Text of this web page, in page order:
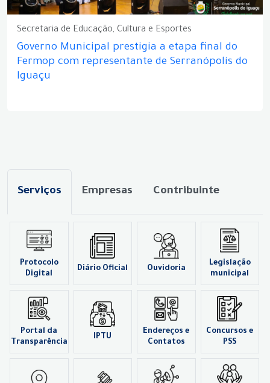
Secretaria de Educação, Cultura e Esportes
Governo Municipal prestigia a etapa final do
Fermop com representante de Serranópolis do
Iguaçu
Serviços Empresas Contribuinte
Protocolo
Digital
Diário Oficial Ouvidoria
Legislação
municipal
Portal da
Transparência
IPTU
Endereços e
Contatos
Concursos e
PSS